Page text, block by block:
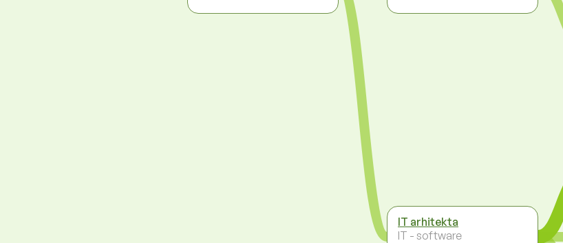
IT arhitekta
IT - software